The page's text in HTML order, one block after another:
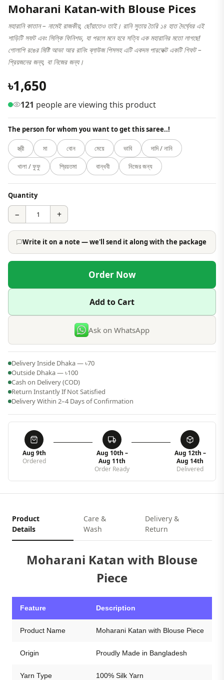
Moharani Katan-with Blouse Pices
মহারানি কাতান – নামেই রাজকীয়, ছোঁয়াতেও তাই। রানি সুতায় তৈরি ১৪ হাত দৈর্ঘ্যের এই
শাড়িটি সফট এবং সিল্কি ফিনিশড, যা পরলে মনে হবে সত্যি এক মহারানির মতো লাগছে!
গোলাপি রঙের মিষ্টি আভা আর রানিং ব্লাউজ পিসসহ এটি একদম পারফেক্ট একটি গিফট –
প্রিয়জনের জন্য, বা নিজের জন্য।
৳1,650
121 people are viewing this product
The person for whom you want to get this saree..!
স্ত্রী মা বোন মেয়ে ভাবি
দাদি / নানি
খালা / ফুফু
প্রিয়তমা বান্ধবী নিজের জন্য
Quantity
− +
Write it on a note — we'll send it along with the package
Order Now
Add to Cart
Ask on WhatsApp
Delivery Inside Dhaka — ৳70
Outside Dhaka — ৳100
Cash on Delivery (COD)
Return Instantly If Not Satisfied
Delivery Within 2–4 Days of Confirmation
Aug 9th
Ordered
Aug 10th –
Aug 11th
Order Ready
Aug 12th –
Aug 14th
Delivered
Product
Details
Care &
Wash
Delivery &
Return
Moharani Katan with Blouse
Piece
Feature Description
Product Name Moharani Katan with Blouse Piece
Origin Proudly Made in Bangladesh
Yarn Type 100% Silk Yarn